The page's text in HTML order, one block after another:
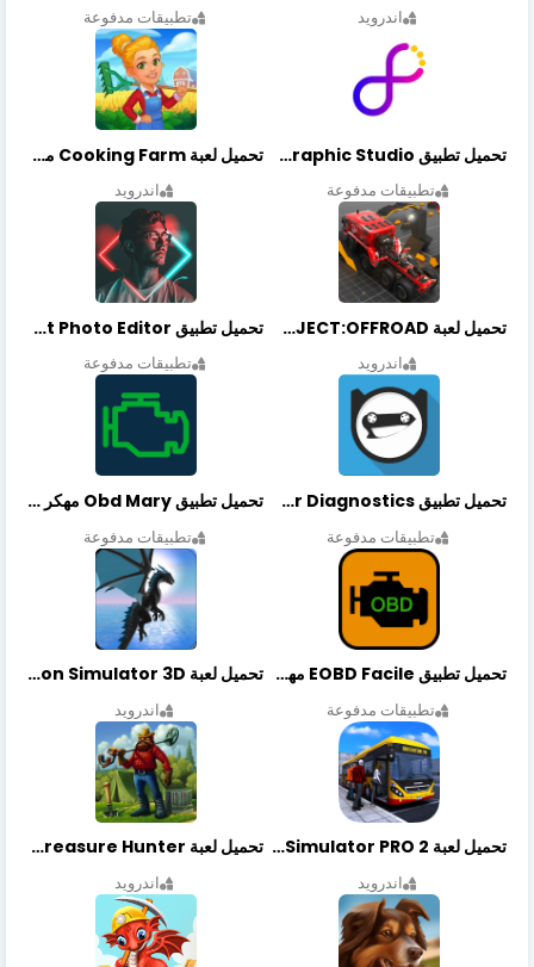
اندرويد تطبيقات مدفوعة
تحميل تطبيق Graphic Studio مهكر أخر إصدار
تطبيقات مدفوعة
تحميل لعبة Cooking Farm مهكرة أخر إصدار
اندرويد
تحميل لعبة PROJECT:OFFROAD مهكرة أخر إصدار
اندرويد
تحميل تطبيق NeonArt Photo Editor مهكر أخر إصدار
تطبيقات مدفوعة
تحميل تطبيق OBDeleven Car Diagnostics مهكر أخر إصدار
تطبيقات مدفوعة
تحميل تطبيق Obd Mary مهكر أخر إصدار
تطبيقات مدفوعة
تحميل تطبيق EOBD Facile مهكر أخر إصدار
تطبيقات مدفوعة
تحميل لعبة Dragon Simulator 3D مهكرة أخر إصدار
اندرويد
تحميل لعبة Bus Simulator PRO 2 مهكرة أخر إصدار
اندرويد
تحميل لعبة Treasure Hunter مهكرة أخر إصدار
اندرويد